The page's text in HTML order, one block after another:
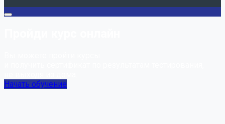
Начать обучение